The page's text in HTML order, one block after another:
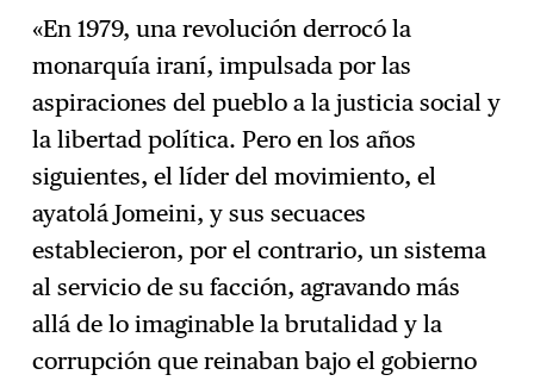
«En 1979, una revolución derrocó la
monarquía iraní, impulsada por las
aspiraciones del pueblo a la justicia social y
la libertad política. Pero en los años
siguientes, el líder del movimiento, el
ayatolá Jomeini, y sus secuaces
establecieron, por el contrario, un sistema
al servicio de su facción, agravando más
allá de lo imaginable la brutalidad y la
corrupción que reinaban bajo el gobierno